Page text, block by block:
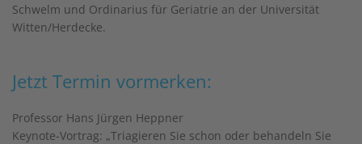
Schwelm und Ordinarius für Geriatrie an der Universität
Witten/Herdecke.
Jetzt Termin vormerken:
Professor Hans Jürgen Heppner
Keynote-Vortrag: „Triagieren Sie schon oder behandeln Sie